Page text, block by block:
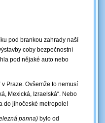
pod brankou zahrady naší
coby bezpečnostní
pod nějaké auto nebo
v Praze. Ovšemže to nemusí
Mexická, Izraelská“. Nebo
do jihočeské metropole!
panna) bylo od